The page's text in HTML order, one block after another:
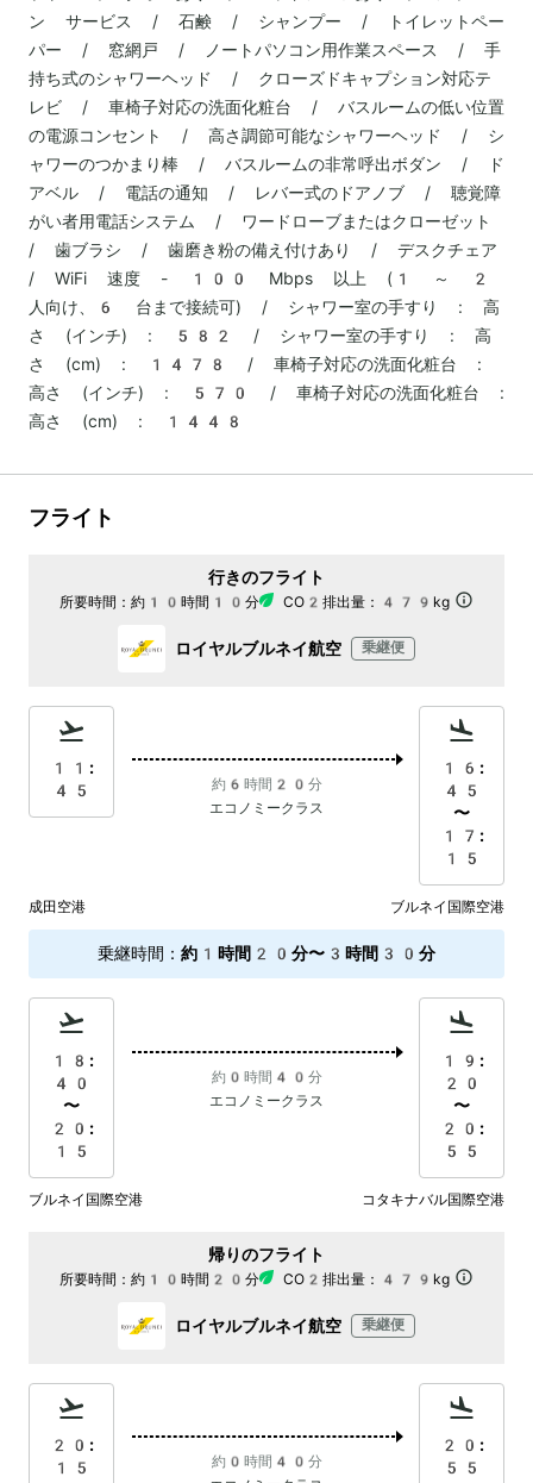
ン サービス / 石鹸 / シャンプー / トイレットペー
パー / 窓網戸 / ノートパソコン用作業スペース / 手
持ち式のシャワーヘッド / クローズドキャプション対応テ
レビ / 車椅子対応の洗面化粧台 / バスルームの低い位置
の電源コンセント / 高さ調節可能なシャワーヘッド / シ
ャワーのつかまり棒 / バスルームの非常呼出ボダン / ド
アベル / 電話の通知 / レバー式のドアノブ / 聴覚障
がい者用電話システム / ワードローブまたはクローゼット
/ 歯ブラシ / 歯磨き粉の備え付けあり / デスクチェア
/ WiFi 速度 - 100 Mbps 以上 (1 ～ 2
人向け、6 台まで接続可) / シャワー室の手すり : 高
さ (インチ) : 582 / シャワー室の手すり : 高
さ (cm) : 1478 / 車椅子対応の洗面化粧台 :
高さ (インチ) : 570 / 車椅子対応の洗面化粧台 :
高さ (cm) : 1448
フライト
行きのフライト
所要時間： 約10時間10分 CO2排出量： 479kg
ロイヤルブルネイ航空 乗継便
11:
45
約6時間20分
エコノミークラス
16:
45
〜
17:
15
成田空港 ブルネイ国際空港
乗継時間 ： 約1時間20分〜3時間30分
18:
40
〜
20:
15
約0時間40分
エコノミークラス
19:
20
〜
20:
55
ブルネイ国際空港 コタキナバル国際空港
帰りのフライト
所要時間： 約10時間20分 CO2排出量： 479kg
ロイヤルブルネイ航空 乗継便
20:
15
約0時間40分
20:
55